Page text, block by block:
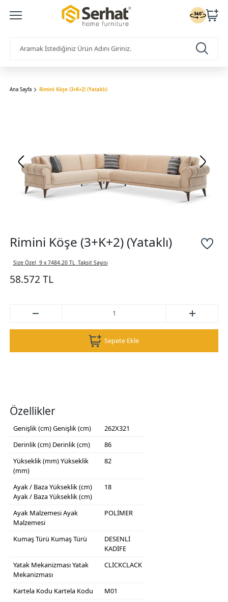
Ana Sayfa Rimini Köşe (3+K+2) (Yataklı)
Rimini Köşe (3+K+2) (Yataklı)
Size Özel 9 x 7484.20 TLTaksit Sayısı
58.572 TL
Sepete Ekle
Özellikler
Genişlik (cm)Genişlik (cm)
262X321
Derinlik (cm) Derinlik (cm)
86
Yükseklik (mm)Yükseklik
(mm)
82
Ayak / Baza Yükseklik (cm)
Ayak / Baza Yükseklik (cm)
18
Ayak MalzemesiAyak
Malzemesi
POLİMER
Kumaş Türü Kumaş Türü
DESENLİ
KADİFE
Yatak MekanizmasıYatak
Mekanizması
CLİCKCLACK
Kartela Kodu Kartela Kodu
M01